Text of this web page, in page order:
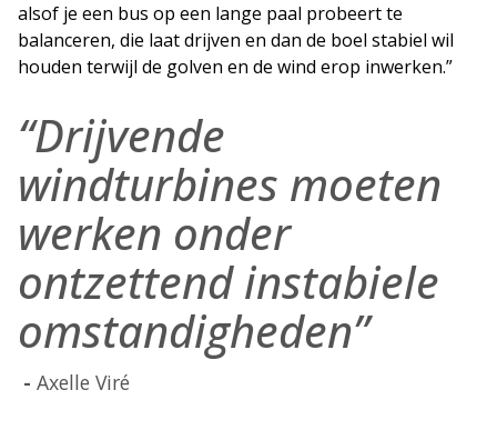
alsof je een bus op een lange paal probeert te
balanceren, die laat drijven en dan de boel stabiel wil
houden terwijl de golven en de wind erop inwerken.”
“Drijvende
windturbines moeten
werken onder
ontzettend instabiele
omstandigheden”
Axelle Viré